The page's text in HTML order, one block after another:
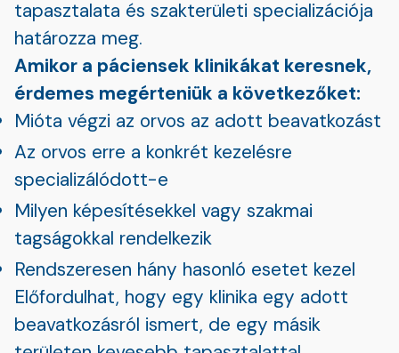
tapasztalata és szakterületi specializációja
határozza meg.
Amikor a páciensek klinikákat keresnek,
érdemes megérteniük a következőket:
Mióta végzi az orvos az adott beavatkozást
Az orvos erre a konkrét kezelésre
specializálódott-e
Milyen képesítésekkel vagy szakmai
tagságokkal rendelkezik
Rendszeresen hány hasonló esetet kezel
Előfordulhat, hogy egy klinika egy adott
beavatkozásról ismert, de egy másik